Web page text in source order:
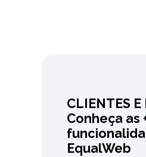
CLIENTES E
Conheça as
EqualWeb